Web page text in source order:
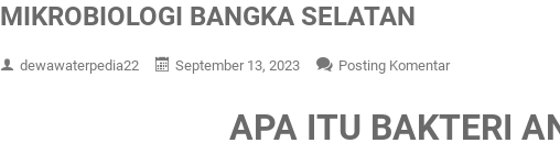
MIKROBIOLOGI BANGKA SELATAN
dewawaterpedia22 September 13, 2023 Posting Komentar
APA ITU BAKTERI